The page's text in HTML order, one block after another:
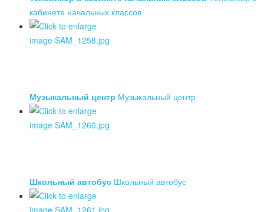
кабинете начальных классов
Музыкальный центр Музыкальный центр
Школьный автобус Школьный автобус